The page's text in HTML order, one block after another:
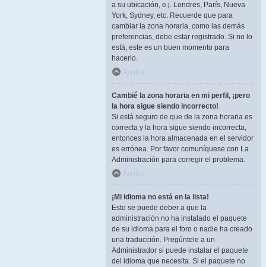
a su ubicación, e.j. Londres, París, Nueva
York, Sydney, etc. Recuerde que para
cambiar la zona horaria, como las demás
preferencias, debe estar registrado. Si no lo
está, este es un buen momento para
hacerlo.
Arriba
Cambié la zona horaria en mi perfil, ¡pero
la hora sigue siendo incorrecto!
Si está seguro de que de la zona horaria es
correcta y la hora sigue siendo incorrecta,
entonces la hora almacenada en el servidor
es errónea. Por favor comuníquese con La
Administración para corregir el problema.
Arriba
¡Mi idioma no está en la lista!
Esto se puede deber a que la
administración no ha instalado el paquete
de su idioma para el foro o nadie ha creado
una traducción. Pregúntele a un
Administrador si puede instalar el paquete
del idioma que necesita. Si el paquete no